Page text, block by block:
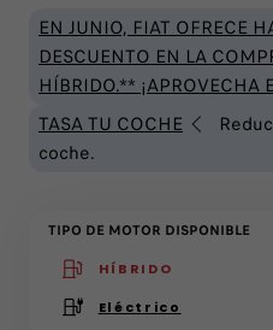
EN JUNIO, FIAT OFRECE
DESCUENTO EN LA
HÍBRIDO.** ¡APROVECHA
TASA TU COCHE
coche.
TIPO DE MOTOR DISPONIBLE
HÍBRIDO
Eléctrico